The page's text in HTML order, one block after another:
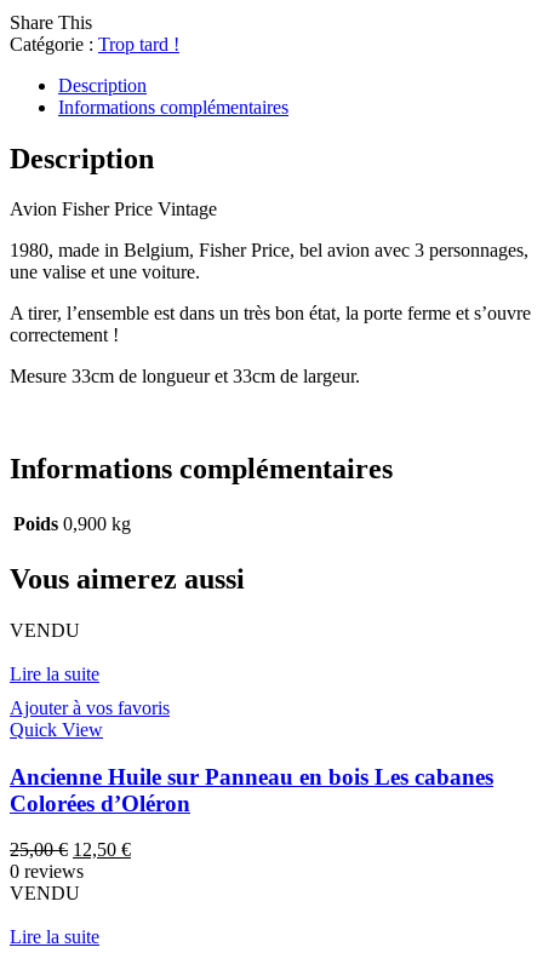
Share This
Catégorie : Trop tard !
Description
Informations complémentaires
Description
Avion Fisher Price Vintage
1980, made in Belgium, Fisher Price, bel avion avec 3 personnages,
une valise et une voiture.
A tirer, l’ensemble est dans un très bon état, la porte ferme et s’ouvre
correctement !
Mesure 33cm de longueur et 33cm de largeur.
Informations complémentaires
Poids 0,900 kg
Vous aimerez aussi
VENDU
Lire la suite
Ajouter à vos favoris
Quick View
Ancienne Huile sur Panneau en bois Les cabanes
Colorées d’Oléron
25,00€ Le
prix
initial
25,00 €.
12,50 €Le
0 reviews
VENDU
Lire la suite